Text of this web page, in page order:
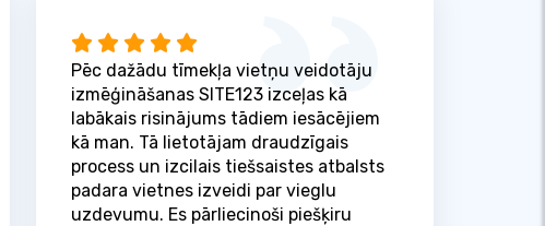
Pēc dažādu tīmekļa vietņu veidotāju
izmēģināšanas SITE123 izceļas kā
labākais risinājums tādiem iesācējiem
kā man. Tā lietotājam draudzīgais
process un izcilais tiešsaistes atbalsts
padara vietnes izveidi par vieglu
uzdevumu. Es pārliecinoši piešķiru